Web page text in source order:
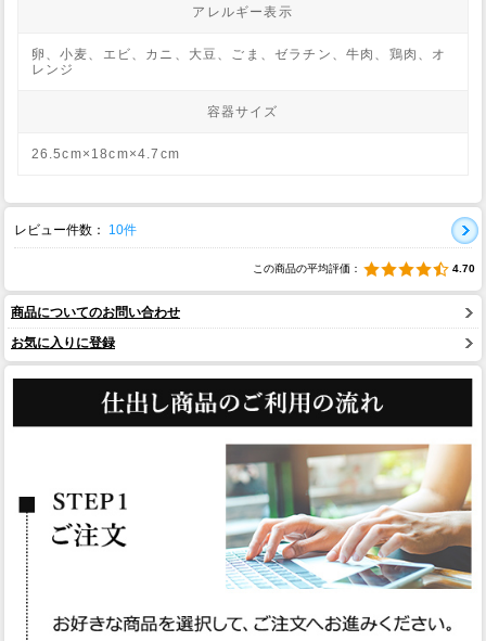
アレルギー表示
卵、小麦、エビ、カニ、大豆、ごま、ゼラチン、牛肉、鶏肉、オ
レンジ
容器サイズ
26.5cm×18cm×4.7cm
レビュー件数： 10件
この商品の平均評価： 4.70
商品についてのお問い合わせ
お気に入りに登録